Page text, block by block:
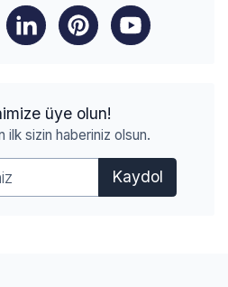
üye olun!
ilk sizin haberiniz olsun.
Kaydol